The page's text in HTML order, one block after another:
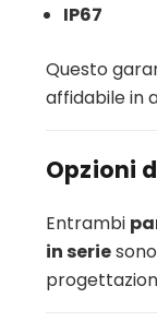
IP67
Questo
affidabile in
Opzioni
Entrambi
in serie